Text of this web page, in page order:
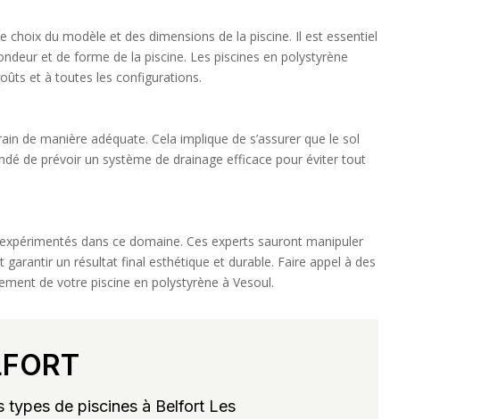
choix du modèle et des dimensions de la piscine. Il est essentiel
et de forme de la piscine. Les piscines en polystyrène
et à toutes les configurations.
de manière adéquate. Cela implique de s’assurer que le sol
de prévoir un système de drainage efficace pour éviter tout
dans ce domaine. Ces experts sauront manipuler
un résultat final esthétique et durable. Faire appel à des
de votre piscine en polystyrène à Vesoul.
types de piscines à Belfort Les